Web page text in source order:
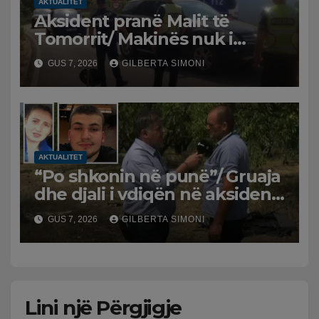
AKTUALITET
Aksident pranë Malit të
Tomorrit/ Makinës nuk i
punuan frenat dhe doli nga
rruga, plagosen 7 persona, dy
në gjendje të rëndë te
Trauma
GUS 7, 2026 GILBERTA SIMONI
AKTUALITET
“Po shkonin në punë”/ Gruaja
dhe djali i vdiqën në aksident,
shqiptari në Greqi prek
zemrat: Humba gjithçka!
GUS 7, 2026 GILBERTA SIMONI
Lini një Përgjigje